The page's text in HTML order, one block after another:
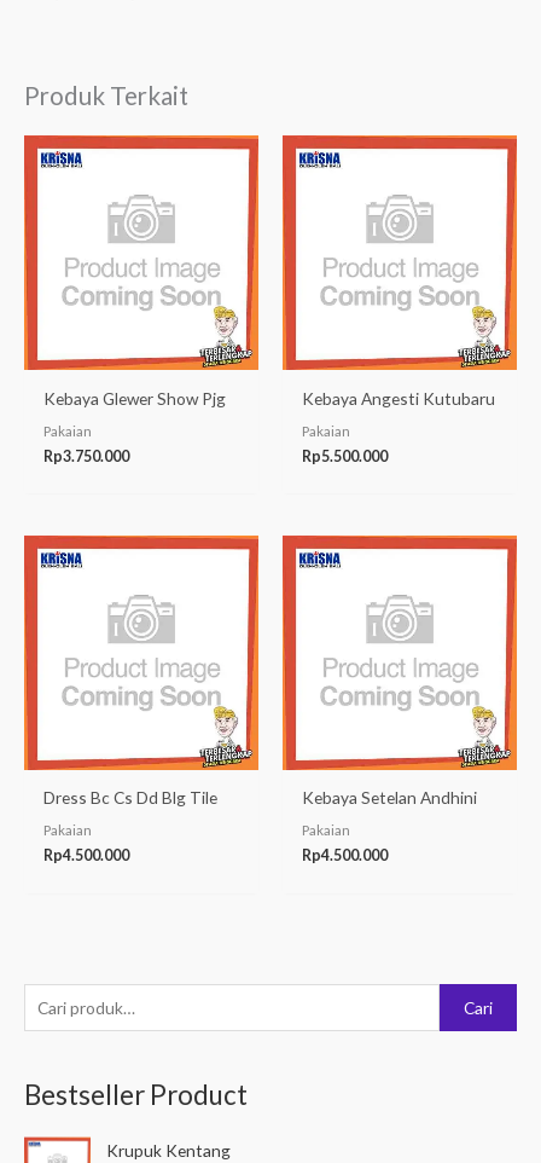
e
c
Cari
Bestseller Product
Krupuk Kentang
Produk Terkait
Kebaya Glewer Show Pjg
Pakaian
Rp3.750.000
Kebaya Angesti Kutubaru
Pakaian
Rp5.500.000
Dress Bc Cs Dd Blg Tile
Pakaian
Rp4.500.000
Kebaya Setelan Andhini
Pakaian
Rp4.500.000